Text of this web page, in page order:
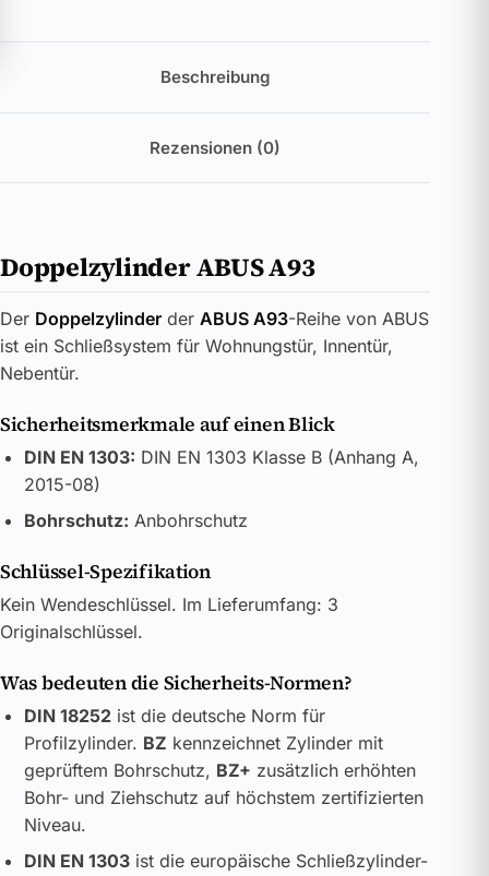
Beschreibung
Rezensionen (0)
Doppelzylinder ABUS A93
Der Doppelzylinder der ABUS A93-Reihe von ABUS
ist ein Schließsystem für Wohnungstür, Innentür,
Nebentür.
Sicherheitsmerkmale auf einen Blick
DIN EN 1303: DIN EN 1303 Klasse B (Anhang A,
2015-08)
Bohrschutz: Anbohrschutz
Schlüssel-Spezifikation
Kein Wendeschlüssel. Im Lieferumfang: 3
Originalschlüssel.
Was bedeuten die Sicherheits-Normen?
DIN 18252ist die deutsche Norm für
Profilzylinder. BZ kennzeichnet Zylinder mit
geprüftem Bohrschutz, BZ+ zusätzlich erhöhten
Bohr- und Ziehschutz auf höchstem zertifizierten
Niveau.
DIN EN 1303ist die europäische Schließzylinder-